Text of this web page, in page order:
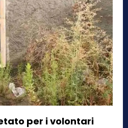
per i volontari